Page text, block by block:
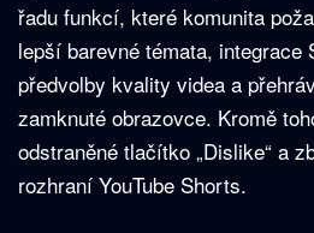
řadu funkcí, které komunita
lepší barevné témata, integrace
předvolby kvality videa a
zamknuté obrazovce. Kromě
odstraněné tlačítko „Dislike“ a
rozhraní YouTube Shorts.